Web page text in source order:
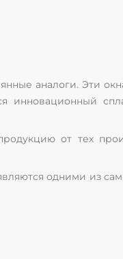
аналоги. Эти
инновационный
от тех
одними из